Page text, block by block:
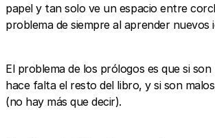
papel y tan solo ve un espacio entre
problema de siempre al aprender nuevos
El problema de los prólogos es que si
hace falta el resto del libro, y si son
(no hay más que decir).